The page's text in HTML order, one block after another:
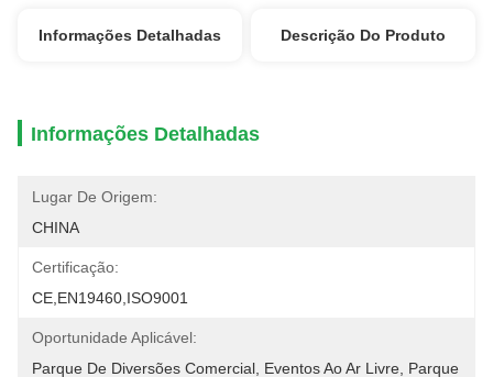
Informações Detalhadas Descrição Do Produto
Informações Detalhadas
Lugar De Origem:
CHINA
Certificação:
CE,EN19460,ISO9001
Oportunidade Aplicável:
Parque De Diversões Comercial, Eventos Ao Ar Livre, Parque